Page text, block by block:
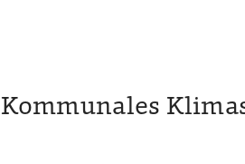
Kommunales